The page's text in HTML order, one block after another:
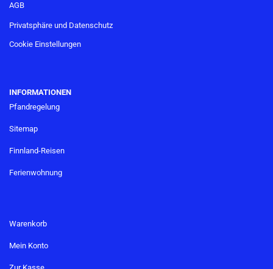
AGB
Privatsphäre und Datenschutz
Cookie Einstellungen
INFORMATIONEN
Pfandregelung
Sitemap
Finnland-Reisen
Ferienwohnung
Warenkorb
Mein Konto